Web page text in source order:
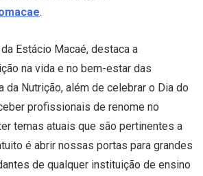
.
Estácio Macaé, destaca a
na vida e no bem-estar das
da Nutrição, além de celebrar o Dia do
profissionais de renome no
temas atuais que são pertinentes a
é abrir nossas portas para grandes
de qualquer instituição de ensino